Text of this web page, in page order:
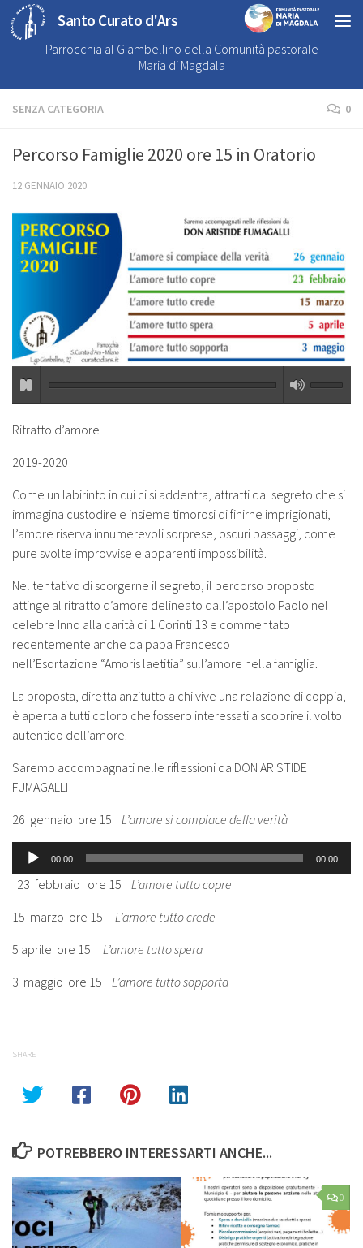
Santo Curato d'Ars
Parrocchia al Giambellino della Comunità pastorale
Maria di Magdala
SENZA CATEGORIA 0
Percorso Famiglie 2020 ore 15 in Oratorio
12 GENNAIO 2020
Ritratto d’amore
2019-2020
Come un labirinto in cui ci si addentra, attratti dal segreto che si
immagina custodire e insieme timorosi di finirne imprigionati,
l’amore riserva innumerevoli sorprese, oscuri passaggi, come
pure svolte improvvise e apparenti impossibilità.
Nel tentativo di scorgerne il segreto, il percorso proposto
attinge al ritratto d’amore delineato dall’apostolo Paolo nel
celebre Inno alla carità di 1 Corinti 13 e commentato
recentemente anche da papa Francesco
nell’Esortazione “Amoris laetitia” sull’amore nella famiglia.
La proposta, diretta anzitutto a chi vive una relazione di coppia,
è aperta a tutti coloro che fossero interessati a scoprire il volto
autentico dell’amore.
Saremo accompagnati nelle riflessioni da DON ARISTIDE
FUMAGALLI
26 gennaio ore 15 L’amore si compiace della verità
Audio
00:00 00:00
23 febbraio ore 15 L’amore tutto copre
15 marzo ore 15 L’amore tutto crede
5 aprile ore 15 L’amore tutto spera
3 maggio ore 15 L’amore tutto sopporta
SHARE
POTREBBERO INTERESSARTI ANCHE...
0